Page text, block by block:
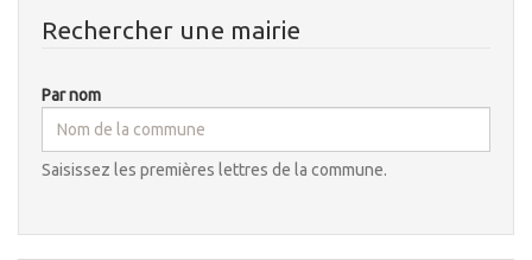
Rechercher une mairie
Par nom
Saisissez les premières lettres de la commune.